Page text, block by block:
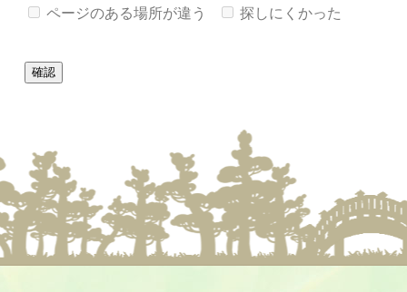
ページのある場所が違う 探しにくかった